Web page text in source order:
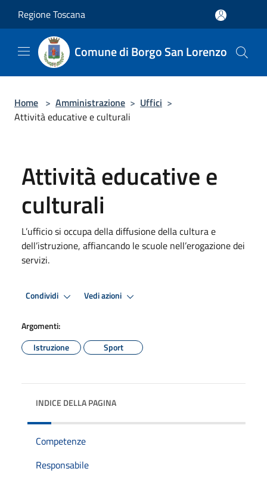
Regione Toscana
Comune di Borgo San Lorenzo
Home > Amministrazione > Uffici >
Attività educative e culturali
Attività educative e
culturali
L’ufficio si occupa della diffusione della cultura e
dell’istruzione, affiancando le scuole nell’erogazione dei
servizi.
Condividi Vedi azioni
Argomenti:
Istruzione
Sport
INDICE DELLA PAGINA
Competenze
Responsabile